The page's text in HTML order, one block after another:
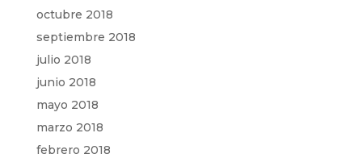
octubre 2018
septiembre 2018
julio 2018
junio 2018
mayo 2018
marzo 2018
febrero 2018